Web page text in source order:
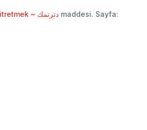
titretmek ~ دترتمك maddesi. Sayfa: